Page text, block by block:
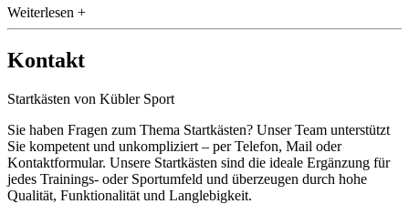
Weiterlesen +
Kontakt
Startkästen von Kübler Sport
Sie haben Fragen zum Thema Startkästen? Unser Team unterstützt
Sie kompetent und unkompliziert – per Telefon, Mail oder
Kontaktformular. Unsere Startkästen sind die ideale Ergänzung für
jedes Trainings- oder Sportumfeld und überzeugen durch hohe
Qualität, Funktionalität und Langlebigkeit.